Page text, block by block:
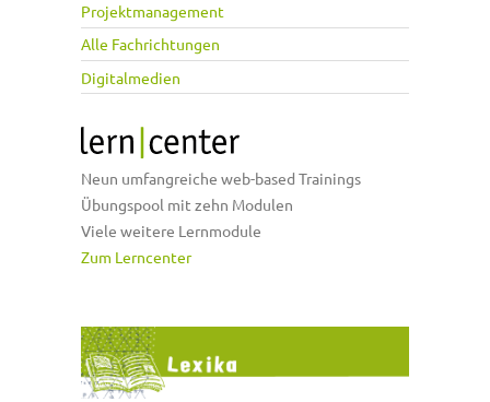
Projektmanagement
Alle Fachrichtungen
Digitalmedien
Neun umfangreiche web-based Trainings
Übungspool mit zehn Modulen
Viele weitere Lernmodule
Zum Lerncenter